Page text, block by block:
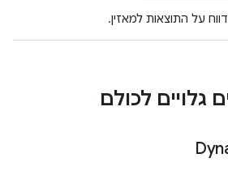
על התוצאות למאזין.
גלויים לכולם